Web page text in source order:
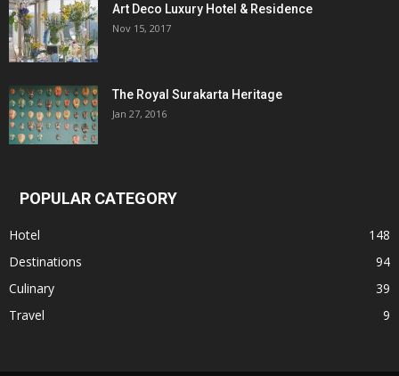
Art Deco Luxury Hotel & Residence
Nov 15, 2017
The Royal Surakarta Heritage
Jan 27, 2016
POPULAR CATEGORY
Hotel
148
Destinations
94
Culinary
39
Travel
9